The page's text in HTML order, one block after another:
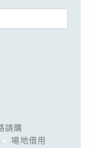
請購
場地借用